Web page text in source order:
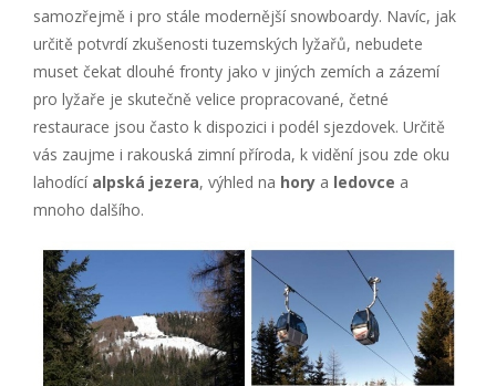
samozřejmě i pro stále modernější snowboardy. Navíc, jak
určitě potvrdí zkušenosti tuzemských lyžařů, nebudete
muset čekat dlouhé fronty jako v jiných zemích a zázemí
pro lyžaře je skutečně velice propracované, četné
restaurace jsou často k dispozici i podél sjezdovek. Určitě
vás zaujme i rakouská zimní příroda, k vidění jsou zde oku
lahodící alpská jezera, výhled na hory a ledovce a
mnoho dalšího.